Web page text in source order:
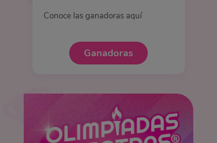
Conoce las ganadoras aquí
Ganadoras